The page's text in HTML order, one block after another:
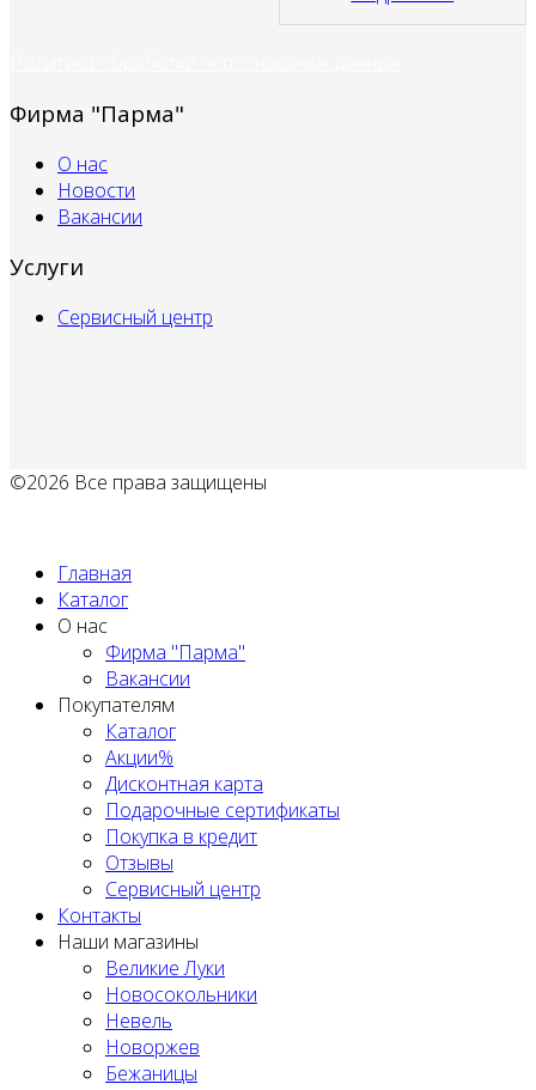
Фирма "Парма"
О нас
Новости
Вакансии
Услуги
Сервисный центр
©2026 Все права защищены
Главная
Каталог
О нас
Фирма "Парма"
Вакансии
Покупателям
Каталог
Акции%
Дисконтная карта
Подарочные сертификаты
Покупка в кредит
Отзывы
Сервисный центр
Контакты
Наши магазины
Великие Луки
Новосокольники
Невель
Новоржев
Бежаницы